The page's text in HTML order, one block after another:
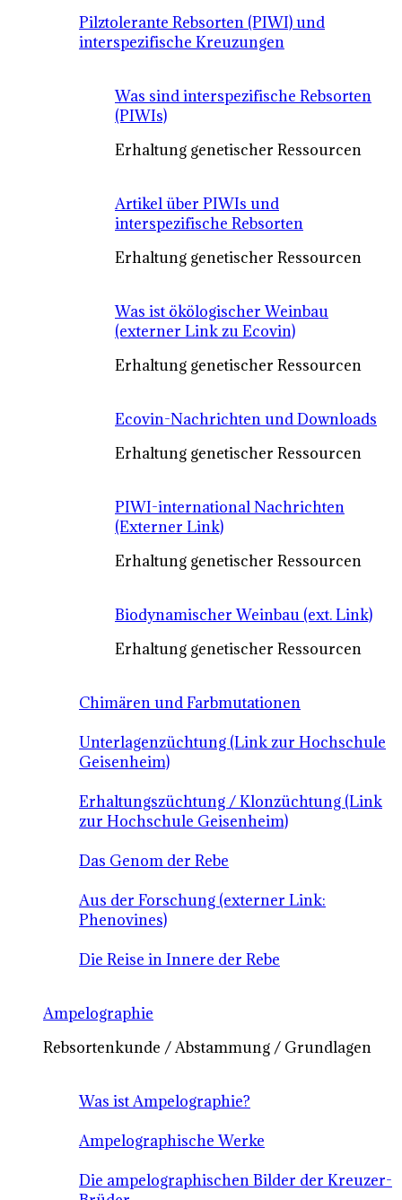
Pilztolerante Rebsorten (PIWI) und
interspezifische Kreuzungen
Was sind interspezifische Rebsorten
(PIWIs)
Erhaltung genetischer Ressourcen
Artikel über PIWIs und
interspezifische Rebsorten
Erhaltung genetischer Ressourcen
Was ist ökölogischer Weinbau
(externer Link zu Ecovin)
Erhaltung genetischer Ressourcen
Ecovin-Nachrichten und Downloads
Erhaltung genetischer Ressourcen
PIWI-international Nachrichten
(Externer Link)
Erhaltung genetischer Ressourcen
Biodynamischer Weinbau (ext. Link)
Erhaltung genetischer Ressourcen
Chimären und Farbmutationen
Unterlagenzüchtung (Link zur Hochschule
Geisenheim)
Erhaltungszüchtung / Klonzüchtung (Link
zur Hochschule Geisenheim)
Das Genom der Rebe
Aus der Forschung (externer Link:
Phenovines)
Die Reise in Innere der Rebe
Ampelographie
Rebsortenkunde / Abstammung / Grundlagen
Was ist Ampelographie?
Ampelographische Werke
Die ampelographischen Bilder der Kreuzer-